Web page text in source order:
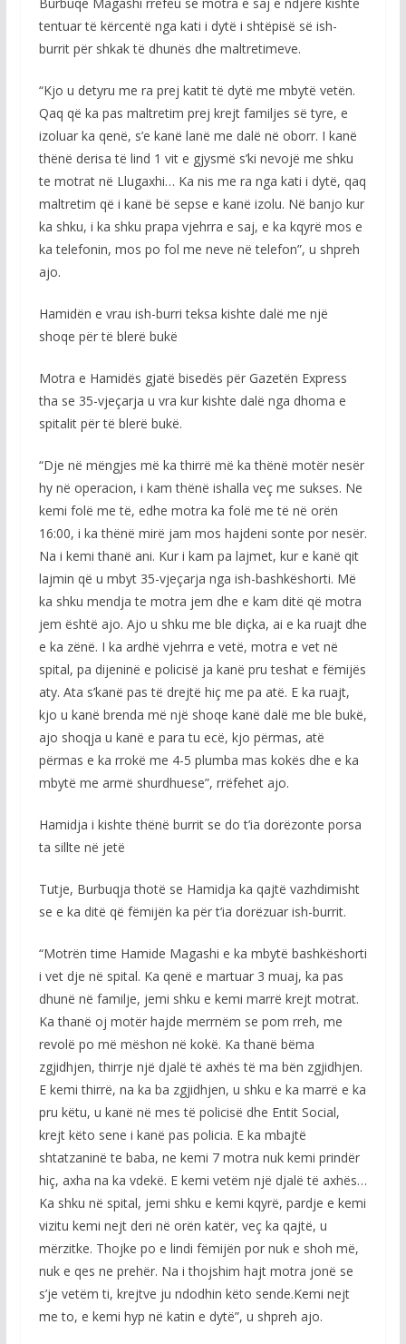
Burbuqe Magashi rrëfeu se motra e saj e ndjerë kishte
tentuar të kërcentë nga kati i dytë i shtëpisë së ish-
burrit për shkak të dhunës dhe maltretimeve.
“Kjo u detyru me ra prej katit të dytë me mbytë vetën.
Qaq që ka pas maltretim prej krejt familjes së tyre, e
izoluar ka qenë, s’e kanë lanë me dalë në oborr. I kanë
thënë derisa të lind 1 vit e gjysmë s’ki nevojë me shku
te motrat në Llugaxhi… Ka nis me ra nga kati i dytë, qaq
maltretim që i kanë bë sepse e kanë izolu. Në banjo kur
ka shku, i ka shku prapa vjehrra e saj, e ka kqyrë mos e
ka telefonin, mos po fol me neve në telefon”, u shpreh
ajo.
Hamidën e vrau ish-burri teksa kishte dalë me një
shoqe për të blerë bukë
Motra e Hamidës gjatë bisedës për Gazetën Express
tha se 35-vjeçarja u vra kur kishte dalë nga dhoma e
spitalit për të blerë bukë.
“Dje në mëngjes më ka thirrë më ka thënë motër nesër
hy në operacion, i kam thënë ishalla veç me sukses. Ne
kemi folë me të, edhe motra ka folë me të në orën
16:00, i ka thënë mirë jam mos hajdeni sonte por nesër.
Na i kemi thanë ani. Kur i kam pa lajmet, kur e kanë qit
lajmin që u mbyt 35-vjeçarja nga ish-bashkëshorti. Më
ka shku mendja te motra jem dhe e kam ditë që motra
jem është ajo. Ajo u shku me ble diçka, ai e ka ruajt dhe
e ka zënë. I ka ardhë vjehrra e vetë, motra e vet në
spital, pa dijeninë e policisë ja kanë pru teshat e fëmijës
aty. Ata s’kanë pas të drejtë hiç me pa atë. E ka ruajt,
kjo u kanë brenda më një shoqe kanë dalë me ble bukë,
ajo shoqja u kanë e para tu ecë, kjo përmas, atë
përmas e ka rrokë me 4-5 plumba mas kokës dhe e ka
mbytë me armë shurdhuese”, rrëfehet ajo.
Hamidja i kishte thënë burrit se do t’ia dorëzonte porsa
ta sillte në jetë
Tutje, Burbuqja thotë se Hamidja ka qajtë vazhdimisht
se e ka ditë që fëmijën ka për t’ia dorëzuar ish-burrit.
“Motrën time Hamide Magashi e ka mbytë bashkëshorti
i vet dje në spital. Ka qenë e martuar 3 muaj, ka pas
dhunë në familje, jemi shku e kemi marrë krejt motrat.
Ka thanë oj motër hajde merrnëm se pom rreh, me
revolë po më mëshon në kokë. Ka thanë bëma
zgjidhjen, thirrje një djalë të axhës të ma bën zgjidhjen.
E kemi thirrë, na ka ba zgjidhjen, u shku e ka marrë e ka
pru këtu, u kanë në mes të policisë dhe Entit Social,
krejt këto sene i kanë pas policia. E ka mbajtë
shtatzaninë te baba, ne kemi 7 motra nuk kemi prindër
hiç, axha na ka vdekë. E kemi vetëm një djalë të axhës…
Ka shku në spital, jemi shku e kemi kqyrë, pardje e kemi
vizitu kemi nejt deri në orën katër, veç ka qajtë, u
mërzitke. Thojke po e lindi fëmijën por nuk e shoh më,
nuk e qes ne prehër. Na i thojshim hajt motra jonë se
s’je vetëm ti, krejtve ju ndodhin këto sende.Kemi nejt
me to, e kemi hyp në katin e dytë”, u shpreh ajo.